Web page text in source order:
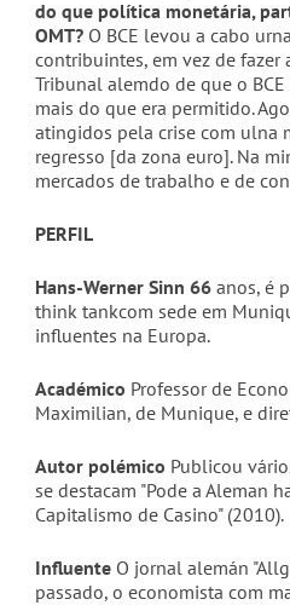
do que política monetária,
OMT? O BCE levou a cabo
contribuintes, em vez de
Tribunal alemdo de que o
mais do que era permitido.
atingidos pela crise com ulna
regresso [da zona euro]. Na
mercados de trabalho e de
PERFIL
Hans-Werner Sinn 66 anos, é
think tankcom sede em
influentes na Europa.
Académico Professor de
Maximilian, de Munique, e
Autor polémico Publicou
se destacam "Pode a Aleman
Capitalismo de Casino" (2010).
Influente O jornal alemán
passado, o economista com